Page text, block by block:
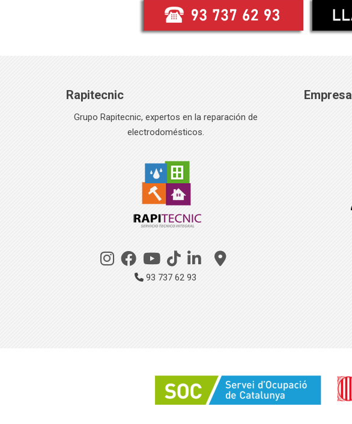
Rapitecnic
Grupo Rapitecnic, expertos en la reparación de
electrodomésticos.
93 737 62 93
Empresa